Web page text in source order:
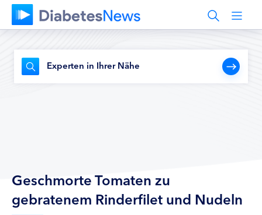
Experten in Ihrer Nähe
Geschmorte Tomaten zu
gebratenem Rinderfilet und Nudeln